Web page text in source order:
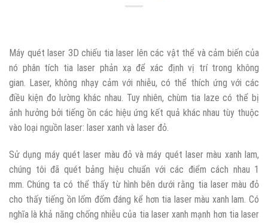
Máy quét laser 3D chiếu tia laser lên các vật thể và cảm biến của
nó phân tích tia laser phản xạ để xác định vị trí trong không
gian. Laser, không nhạy cảm với nhiễu, có thể thích ứng với các
điều kiện đo lường khác nhau. Tuy nhiên, chùm tia laze có thể bị
ảnh hưởng bởi tiếng ồn các hiệu ứng kết quả khác nhau tùy thuộc
vào loại nguồn laser: laser xanh và laser đỏ.
Sử dụng máy quét laser màu đỏ và máy quét laser màu xanh lam,
chúng tôi đã quét bảng hiệu chuẩn với các điểm cách nhau 1
mm. Chúng ta có thể thấy từ hình bên dưới rằng tia laser màu đỏ
cho thấy tiếng ồn lốm đốm đáng kể hơn tia laser màu xanh lam. Có
nghĩa là khả năng chống nhiễu của tia laser xanh mạnh hơn tia laser